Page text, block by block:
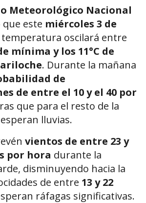
Meteorológico Nacional
este miércoles 3 de
temperatura oscilará entre
mínima y los 11°C de
. Durante la mañana
de
de entre el 10 y el 40 por
que para el resto de la
lluvias.
vientos de entre 23 y
por hora durante la
disminuyendo hacia la
de entre 13 y 22
ráfagas significativas.